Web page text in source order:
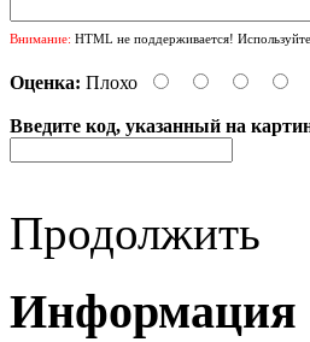
Внимание: HTML не поддерживается!
Оценка: Плохо
Введите код, указанный на
Продолжить
Информация